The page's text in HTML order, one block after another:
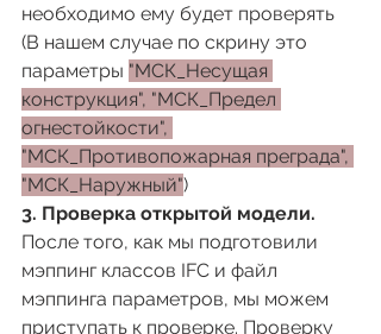
необходимо ему будет проверять
(В нашем случае по скрину это
параметры "МСК_Несущая
конструкция", "МСК_Предел
огнестойкости",
"МСК_Противопожарная преграда",
"МСК_Наружный")
3. Проверка открытой модели.
После того, как мы подготовили
мэппинг классов IFC и файл
мэппинга параметров, мы можем
приступать к проверке. Проверку